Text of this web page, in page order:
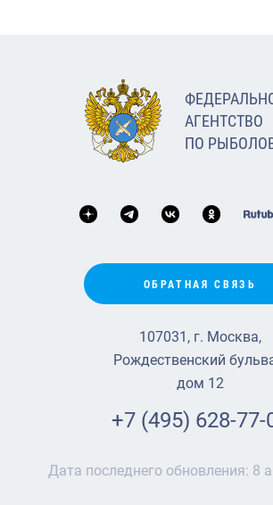
АГЕНТСТВО
ПО
ОБРАТНАЯ СВЯЗЬ
107031, г. Москва,
Рождественский
дом 12
+7 (495) 628-77-
Дата последнего обновления: 8